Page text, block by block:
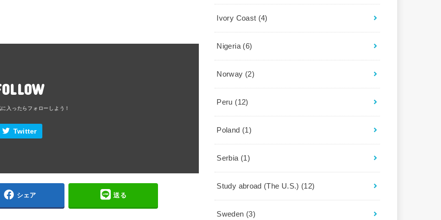
Twitter
シェア 送る
Ivory Coast (4)
Nigeria (6)
Norway (2)
Peru (12)
Poland (1)
Serbia (1)
Study abroad (The U.S.) (12)
Sweden (3)